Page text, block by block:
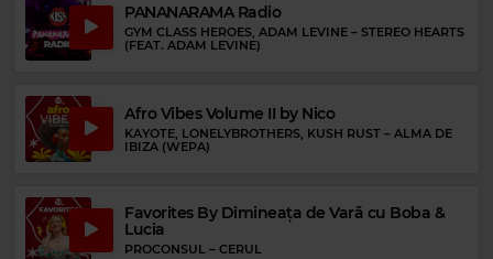
DREAM THEATER – ANOTHER DAY
Rock Blues
PANANARAMA Radio
GYM CLASS HEROES, ADAM LEVINE – STEREO HEARTS
(FEAT. ADAM LEVINE)
Afro Vibes Volume II by Nico
KAYOTE, LONELYBROTHERS, KUSH RUST – ALMA DE
IBIZA (WEPA)
Favorites By Dimineața de Vară cu Boba &
Lucia
PROCONSUL – CERUL